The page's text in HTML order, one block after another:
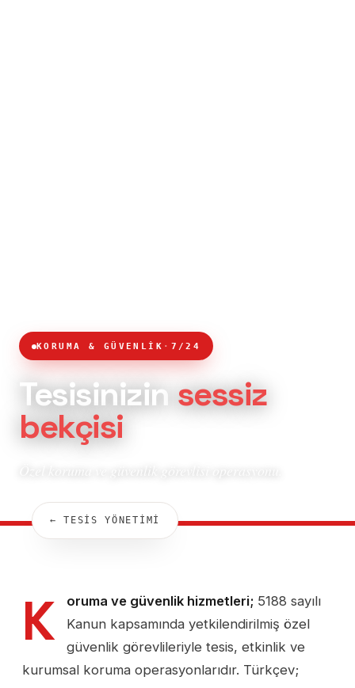
KORUMA & GÜVENLİK · 7/24
Tesisinizin sessiz
bekçisi
← TESİS YÖNETİMİ
K oruma ve güvenlik hizmetleri; 5188 sayılı
Kanun kapsamında yetkilendirilmiş özel
güvenlik görevlileriyle tesis, etkinlik ve
kurumsal koruma operasyonlarıdır. Türkçev;